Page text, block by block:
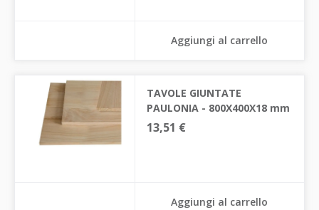
Aggiungi al carrello
TAVOLE GIUNTATE
PAULONIA - 800X400X18 mm
13,51 €
Aggiungi al carrello